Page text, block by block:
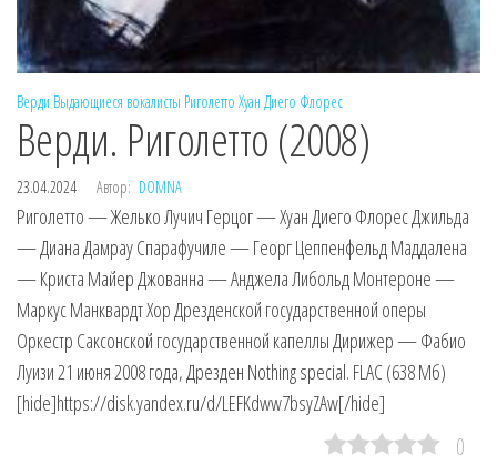
Верди Выдающиеся вокалисты Риголетто Хуан Диего Флорес
Верди. Риголетто (2008)
23.04.2024 Автор: DOMNA
Риголетто — Желько Лучич Герцог — Хуан Диего Флорес Джильда
— Диана Дамрау Спарафучиле — Георг Цеппенфельд Маддалена
— Криста Майер Джованна — Анджела Либольд Монтероне —
Маркус Манквардт Хор Дрезденской государственной оперы
Оркестр Саксонской государственной капеллы Дирижер — Фабио
Луизи 21 июня 2008 года, Дрезден Nothing special. FLAC (638 Мб)
[hide]https://disk.yandex.ru/d/LEFKdww7bsyZAw[/hide]
0